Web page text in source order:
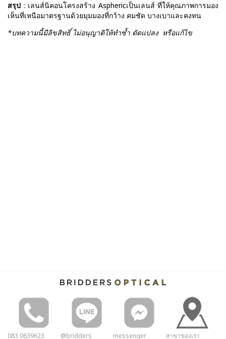
สรุป : เลนส์นิคอนโครงสร้าง Asphericเป็นเลนส์ ที่ให้คุณภาพการมอง
เห็นที่เหนือมาตรฐานด้วยมุมมองที่กว้าง คมชัด บางเบาและคงทน
*บทความนี้มีลิขสิทธิ์ ไม่อนุญาติให้ทำซ้ำ ดัดแปลง หรือแก้ไข
083 0639623 @bridders messenger สาขาของเรา